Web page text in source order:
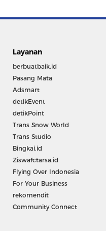
Layanan
berbuatbaik.id
Pasang Mata
Adsmart
detikEvent
detikPoint
Trans Snow World
Trans Studio
Bingkai.id
Ziswafctarsa.id
Flying Over Indonesia
For Your Business
rekomendit
Community Connect